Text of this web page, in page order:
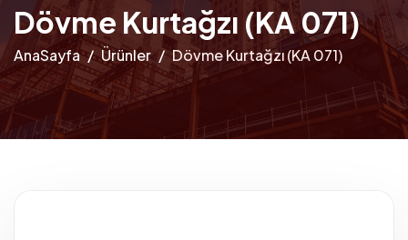
Dövme Kurtağzı (KA 071)
AnaSayfa Ürünler Dövme Kurtağzı (KA 071)